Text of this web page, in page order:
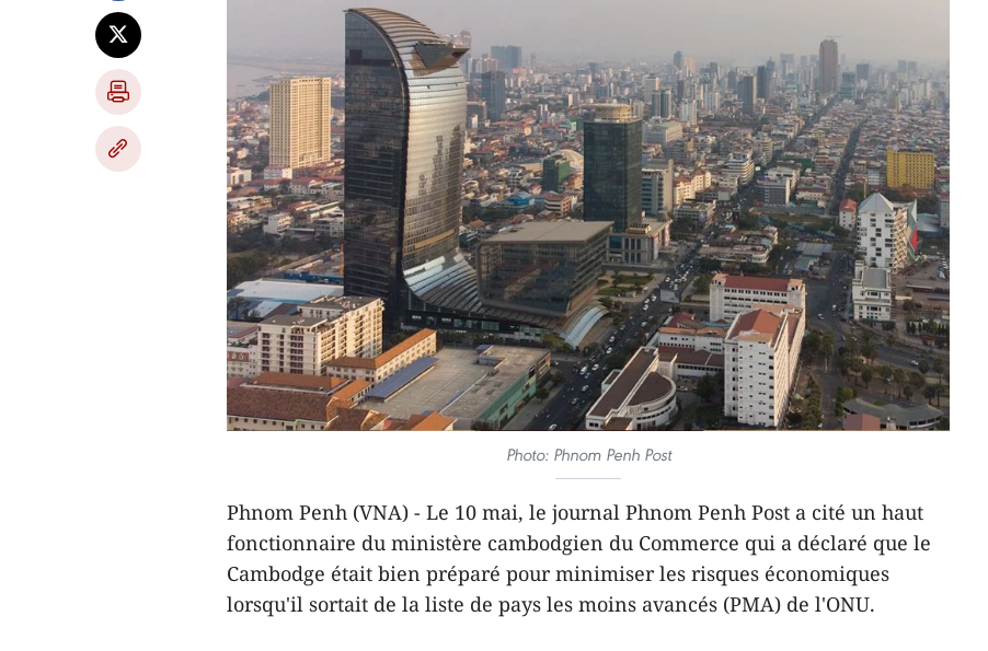
Photo: Phnom Penh Post
Phnom Penh (VNA) - Le 10 mai, le journal Phnom Penh Post a cité un haut
fonctionnaire du ministère cambodgien du Commerce qui a déclaré que le
Cambodge était bien préparé pour minimiser les risques économiques
lorsqu'il sortait de la liste de pays les moins avancés (PMA) de l'ONU.